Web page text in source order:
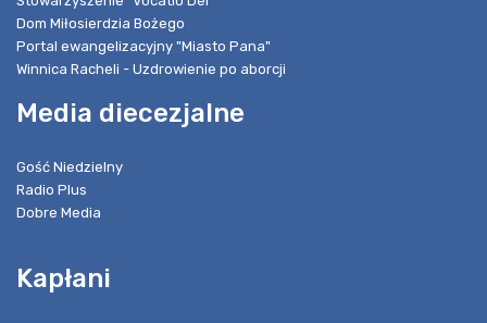
Dom Miłosierdzia Bożego
Portal ewangelizacyjny "Miasto Pana"
Winnica Racheli - Uzdrowienie po aborcji
Media diecezjalne
Gość Niedzielny
Radio Plus
Dobre Media
Kapłani